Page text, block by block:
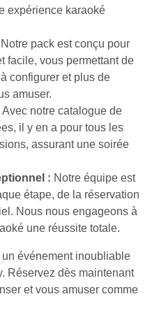
expérience karaoké
Notre pack est conçu pour
facile, vous permettant de
configurer et plus de
amuser.
Avec notre catalogue de
il y en a pour tous les
assurant une soirée
: Notre équipe est
étape, de la réservation
Nous nous engageons à
une réussite totale.
événement inoubliable
Réservez dès maintenant
et vous amuser comme